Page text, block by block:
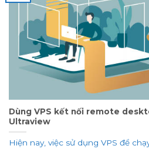
Dùng VPS kết nối remote
Ultraview
Hiện nay, việc sử dụng VPS để